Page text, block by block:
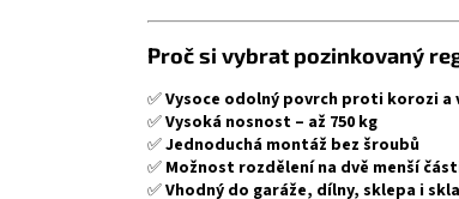
Proč si vybrat pozinkovaný
✅Vysoce odolný povrch proti korozi
✅Vysoká nosnost – až 750 kg
✅Jednoduchá montáž bez šroubů
✅ Možnost rozdělení na dvě menší
✅Vhodný do garáže, dílny, sklepa i